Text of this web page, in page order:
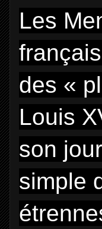
Les
des «
Louis
son
simple